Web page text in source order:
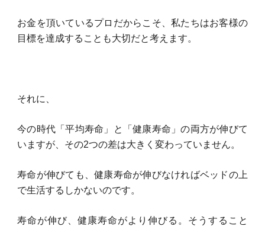
お金を頂いているプロだからこそ、私たちはお客様の
目標を達成することも大切だと考えます。
それに、
今の時代「平均寿命」と「健康寿命」の両方が伸びて
いますが、その2つの差は大きく変わっていません。
寿命が伸びても、健康寿命が伸びなければベッドの上
で生活するしかないのです。
寿命が伸び、健康寿命がより伸びる。そうすること